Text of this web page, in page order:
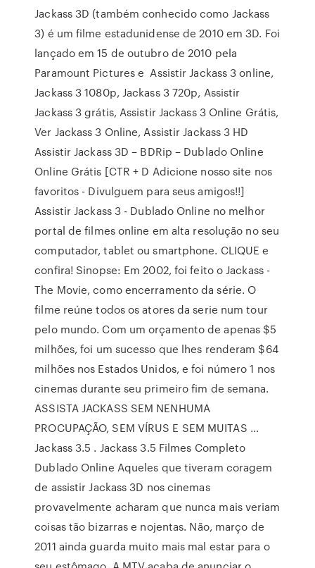
Jackass 3D (também conhecido como Jackass
3) é um filme estadunidense de 2010 em 3D. Foi
lançado em 15 de outubro de 2010 pela
Paramount Pictures e Assistir Jackass 3 online,
Jackass 3 1080p, Jackass 3 720p, Assistir
Jackass 3 grátis, Assistir Jackass 3 Online Grátis,
Ver Jackass 3 Online, Assistir Jackass 3 HD
Assistir Jackass 3D – BDRip – Dublado Online
Online Grátis [CTR + D Adicione nosso site nos
favoritos - Divulguem para seus amigos!!]
Assistir Jackass 3 - Dublado Online no melhor
portal de filmes online em alta resolução no seu
computador, tablet ou smartphone. CLIQUE e
confira! Sinopse: Em 2002, foi feito o Jackass -
The Movie, como encerramento da série. O
filme reúne todos os atores da serie num tour
pelo mundo. Com um orçamento de apenas $5
milhões, foi um sucesso que lhes renderam $64
milhões nos Estados Unidos, e foi número 1 nos
cinemas durante seu primeiro fim de semana.
ASSISTA JACKASS SEM NENHUMA
PROCUPAÇÃO, SEM VÍRUS E SEM MUITAS …
Jackass 3.5 . Jackass 3.5 Filmes Completo
Dublado Online Aqueles que tiveram coragem
de assistir Jackass 3D nos cinemas
provavelmente acharam que nunca mais veriam
coisas tão bizarras e nojentas. Não, março de
2011 ainda guarda muito mais mal estar para o